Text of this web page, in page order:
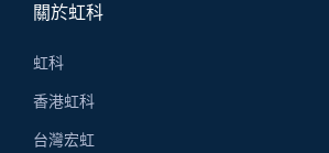
關於虹科
虹科
香港虹科
台灣宏虹